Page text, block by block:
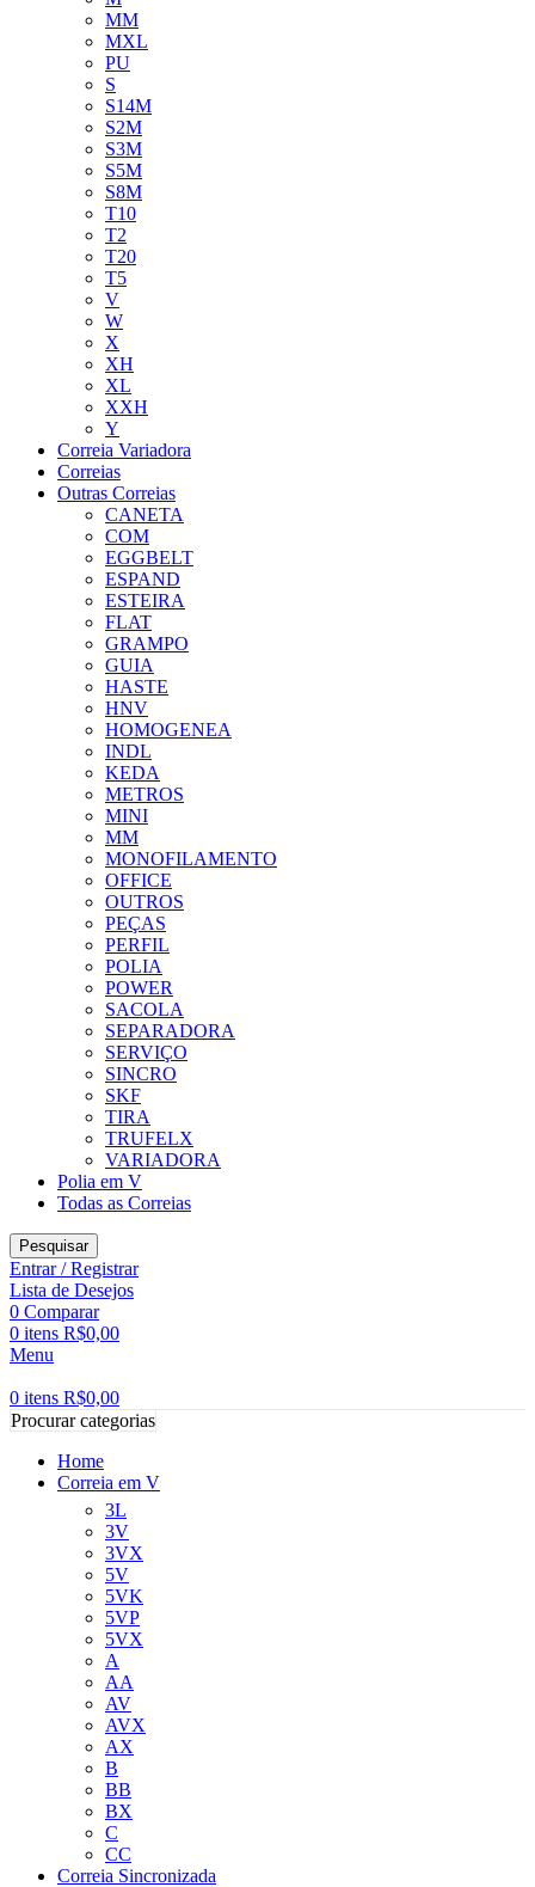
MM
MXL
PU
S
S14M
S2M
S3M
S5M
S8M
T10
T2
T20
T5
V
W
X
XH
XL
XXH
Y
Correia Variadora
Correias
Outras Correias
CANETA
COM
EGGBELT
ESPAND
ESTEIRA
FLAT
GRAMPO
GUIA
HASTE
HNV
HOMOGENEA
INDL
KEDA
METROS
MINI
MM
MONOFILAMENTO
OFFICE
OUTROS
PEÇAS
PERFIL
POLIA
POWER
SACOLA
SEPARADORA
SERVIÇO
SINCRO
SKF
TIRA
TRUFELX
VARIADORA
Polia em V
Todas as Correias
Pesquisar
Entrar / Registrar
Lista de Desejos
0 Comparar
0 itens R$0,00
Menu
0 itens R$0,00
Procurar categorias
Home
Correia em V
3L
3V
3VX
5V
5VK
5VP
5VX
A
AA
AV
AVX
AX
B
BB
BX
C
CC
Correia Sincronizada